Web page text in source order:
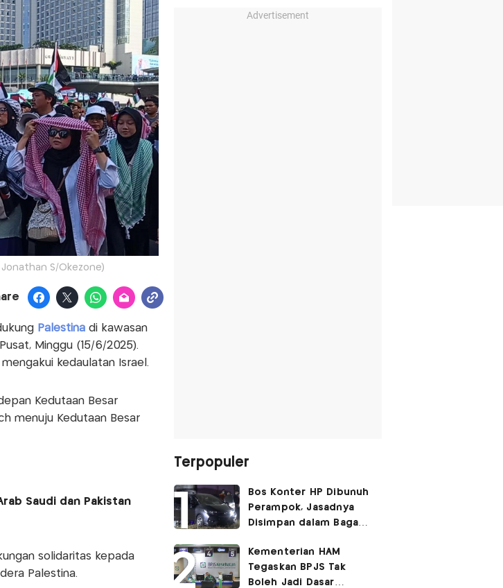
S/Okezone)
Palestina di kawasan
Minggu (15/6/2025).
kedaulatan Israel.
Kedutaan Besar
menuju Kedutaan Besar
Saudi dan Pakistan
solidaritas kepada
Palestina.
Advertisement
Terpopuler
Bos Konter HP Dibunuh
Perampok, Jasadnya
Disimpan dalam Bagasi
Kementerian HAM
Tegaskan BPJS Tak
Boleh Jadi Dasar